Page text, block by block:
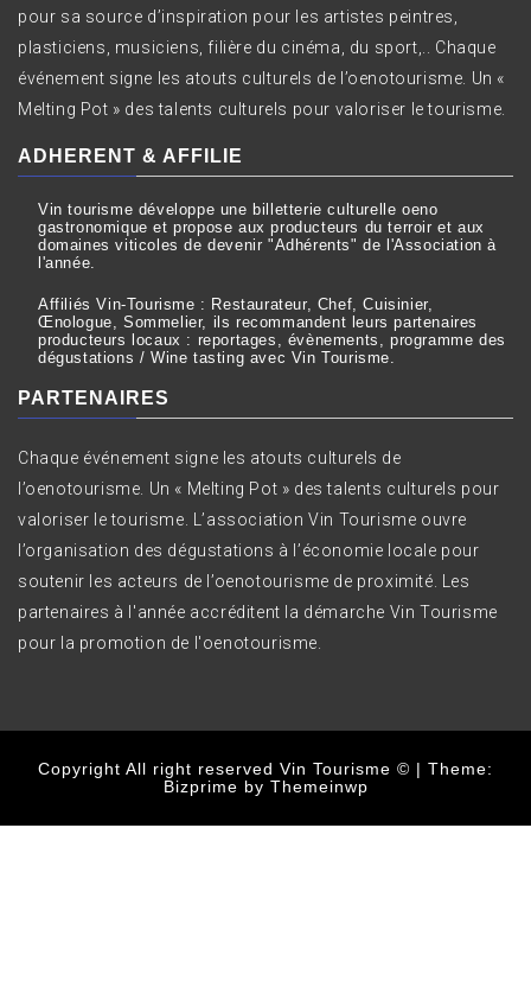
pour sa source d’inspiration pour les artistes peintres,
plasticiens, musiciens, filière du cinéma, du sport,.. Chaque
événement signe les atouts culturels de l’oenotourisme. Un «
Melting Pot » des talents culturels pour valoriser le tourisme.
ADHERENT & AFFILIE
Vin tourisme développe une billetterie culturelle oeno
gastronomique et propose aux producteurs du terroir et aux
domaines viticoles de devenir "Adhérents" de l'Association à
l'année.
Affiliés Vin-Tourisme : Restaurateur, Chef, Cuisinier,
Œnologue, Sommelier, ils recommandent leurs partenaires
producteurs locaux : reportages, évènements, programme des
dégustations / Wine tasting avec Vin Tourisme.
PARTENAIRES
Chaque événement signe les atouts culturels de
l’oenotourisme. Un « Melting Pot » des talents culturels pour
valoriser le tourisme. L’association Vin Tourisme ouvre
l’organisation des dégustations à l’économie locale pour
soutenir les acteurs de l’oenotourisme de proximité. Les
partenaires à l'année accréditent la démarche Vin Tourisme
pour la promotion de l'oenotourisme.
Copyright All right reserved Vin Tourisme © | Theme:
Bizprime by Themeinwp